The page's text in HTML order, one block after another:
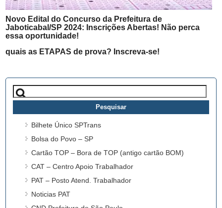
Novo Edital do Concurso da Prefeitura de
Jaboticabal/SP 2024: Inscrições Abertas! Não perca
essa oportunidade!
quais as ETAPAS de prova? Inscreva-se!
Pesquisar
por:
Bilhete Único SPTrans
Bolsa do Povo – SP
Cartão TOP – Bora de TOP (antigo cartão BOM)
CAT – Centro Apoio Trabalhador
PAT – Posto Atend. Trabalhador
Noticias PAT